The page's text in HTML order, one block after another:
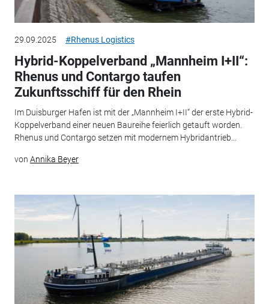
29.09.2025 #Rhenus Logistics
Hybrid-Koppelverband „Mannheim I+II“:
Rhenus und Contargo taufen
Zukunftsschiff für den Rhein
Im Duisburger Hafen ist mit der „Mannheim I+II“ der erste Hybrid-
Koppelverband einer neuen Baureihe feierlich getauft worden.
Rhenus und Contargo setzen mit modernem Hybridantrieb...
von Annika Beyer